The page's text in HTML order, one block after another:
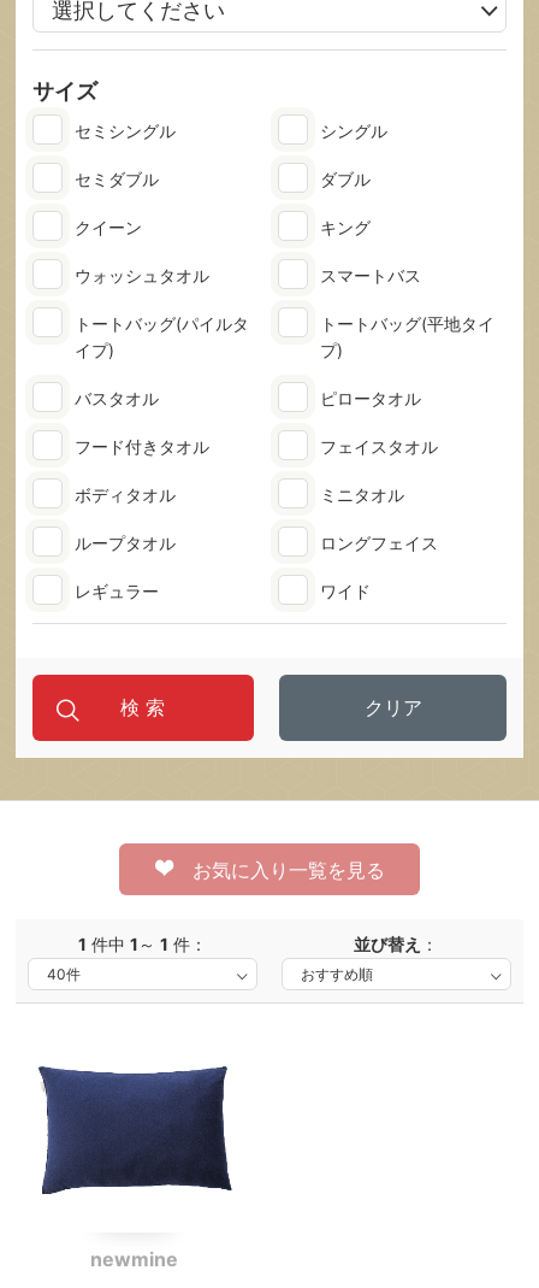
サイズ
セミシングル シングル
セミダブル ダブル
クイーン キング
ウォッシュタオル スマートバス
トートバッグ(パイルタ
イプ)
トートバッグ(平地タイ
プ)
バスタオル ピロータオル
フード付きタオル フェイスタオル
ボディタオル ミニタオル
ループタオル ロングフェイス
レギュラー ワイド
クリア
お気に入り一覧を見る
1 件中1 ～1 件： 並び替え ：
newmine